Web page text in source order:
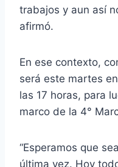
trabajos y aun así
afirmó.
En ese contexto,
será este martes
las 17 horas, para
marco de la 4°
“Esperamos que
última vez. Hoy